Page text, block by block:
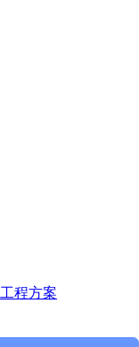
工程方案